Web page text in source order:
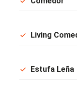
Living
Estufa Leña